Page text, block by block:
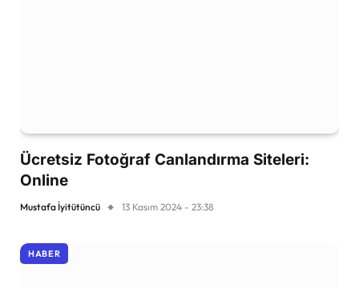
Ücretsiz Fotoğraf Canlandırma Siteleri:
Online
Mustafa İyitütüncü 13 Kasım 2024 - 23:38
HABER